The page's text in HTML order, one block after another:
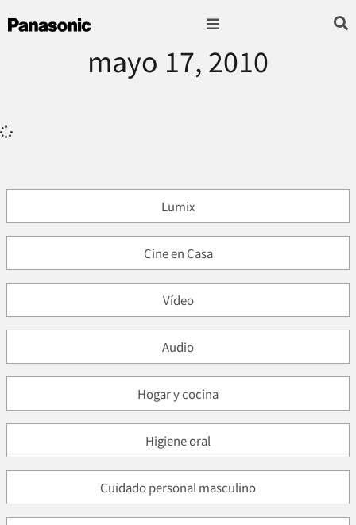
mayo 17, 2010
Lumix
Cine en Casa
Vídeo
Audio
Hogar y cocina
Higiene oral
Cuidado personal masculino